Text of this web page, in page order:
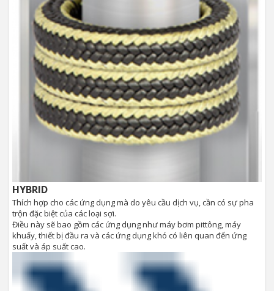
HYBRID
Thích hợp cho các ứng dụng mà do yêu cầu dịch vụ, cần có sự pha
trộn đặc biệt của các loại sợi.
Điều này sẽ bao gồm các ứng dụng như máy bơm pittông, máy
khuấy, thiết bị đầu ra và các ứng dụng khó có liên quan đến ứng
suất và áp suất cao.